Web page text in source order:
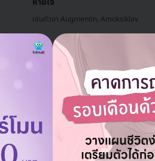
เช่นตัวยา Augmentin, Amoksiklav
ยารักษาอาการท้องเสีย
เฉียบพลันและรุนแรง
เช่นตัวยา Smecta